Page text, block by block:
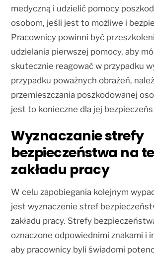
medyczną i udzielić pomocy
osobom, jeśli jest to możliwe i
Pracownicy powinni być
udzielania pierwszej pomocy, aby
skutecznie reagować w przypadku
przypadku poważnych obrażeń,
przemieszczania poszkodowanej
jest to konieczne dla jej
Wyznaczanie strefy
bezpieczeństwa na
zakładu pracy
W celu zapobiegania kolejnym
jest wyznaczenie stref
zakładu pracy. Strefy
oznaczone odpowiednimi znakami i
aby pracownicy byli świadomi